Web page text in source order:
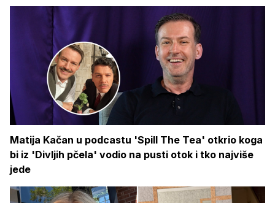
Matija Kačan u podcastu 'Spill The Tea' otkrio koga
bi iz 'Divljih pčela' vodio na pusti otok i tko najviše
jede